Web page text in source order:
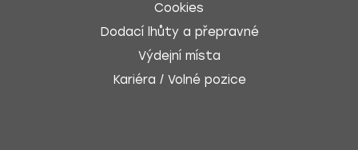
Cookies
Dodací lhůty a přepravné
Výdejní místa
Kariéra / Volné pozice